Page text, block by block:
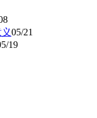
05/21
19